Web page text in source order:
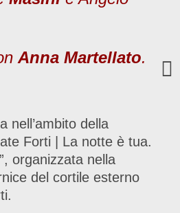
Anna Martellato.
nell’ambito della
Forti | La notte è tua.
organizzata nella
del cortile esterno